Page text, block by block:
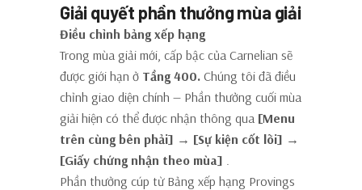
Giải quyết phần thưởng mùa giải
Điều chỉnh bảng xếp hạng
Trong mùa giải mới, cấp bậc của Carnelian sẽ
được giới hạn ở Tầng 400. Chúng tôi đã điều
chỉnh giao diện chính — Phần thưởng cuối mùa
giải hiện có thể được nhận thông qua [Menu
trên cùng bên phải] → [Sự kiện cốt lõi] →
[Giấy chứng nhận theo mùa]
Phần thưởng cúp từ Bảng xếp hạng Provings